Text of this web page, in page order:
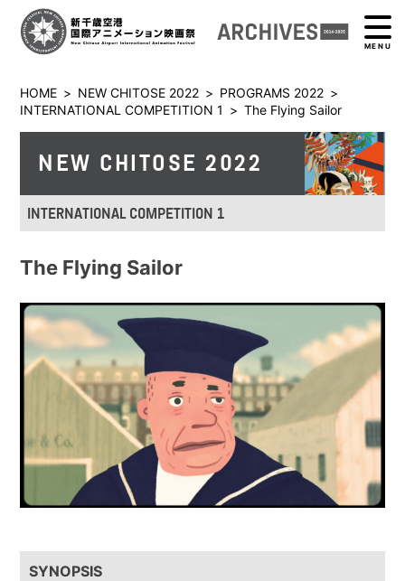
MENU
HOME > NEW CHITOSE 2022 > PROGRAMS 2022 >
INTERNATIONAL COMPETITION 1 > The Flying Sailor
NEW CHITOSE 2022
INTERNATIONAL COMPETITION 1
The Flying Sailor
SYNOPSIS